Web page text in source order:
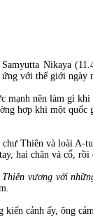
Nikaya
với thế giới
mạnh nên làm gì
hợp khi một
Thiên và loài
hai chân và cổ, rồi
vương với
cảnh ấy, ông